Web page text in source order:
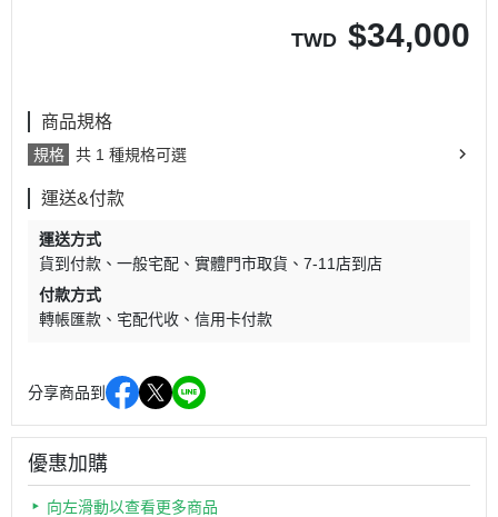
TWD $34,000
商品規格
規格 共 1 種規格可選
運送&付款
運送方式
貨到付款
一般宅配 實體門市取貨
7-11店到店
付款方式
轉帳匯款
宅配代收 信用卡付款
分享商品到
優惠加購
向左滑動以查看更多商品